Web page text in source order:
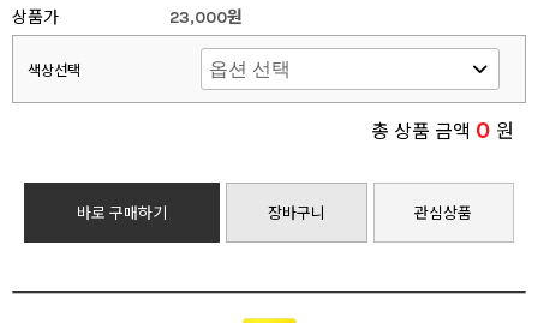
상품가
23,000원
색상선택
총 상품 금액 0 원
바로 구매하기 장바구니 관심상품